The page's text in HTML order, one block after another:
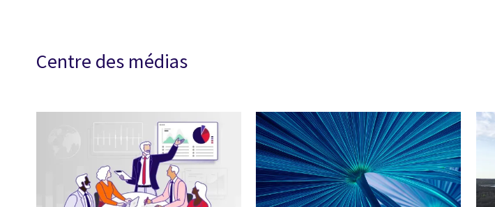
Centre des médias